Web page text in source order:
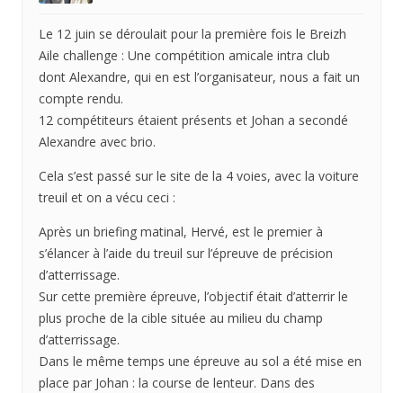
Le 12 juin se déroulait pour la première fois le Breizh
Aile challenge : Une compétition amicale intra club
dont Alexandre, qui en est l’organisateur, nous a fait un
compte rendu.
12 compétiteurs étaient présents et Johan a secondé
Alexandre avec brio.
Cela s’est passé sur le site de la 4 voies, avec la voiture
treuil et on a vécu ceci :
Après un briefing matinal, Hervé, est le premier à
s’élancer à l’aide du treuil sur l’épreuve de précision
d’atterrissage.
Sur cette première épreuve, l’objectif était d’atterrir le
plus proche de la cible située au milieu du champ
d’atterrissage.
Dans le même temps une épreuve au sol a été mise en
place par Johan : la course de lenteur. Dans des